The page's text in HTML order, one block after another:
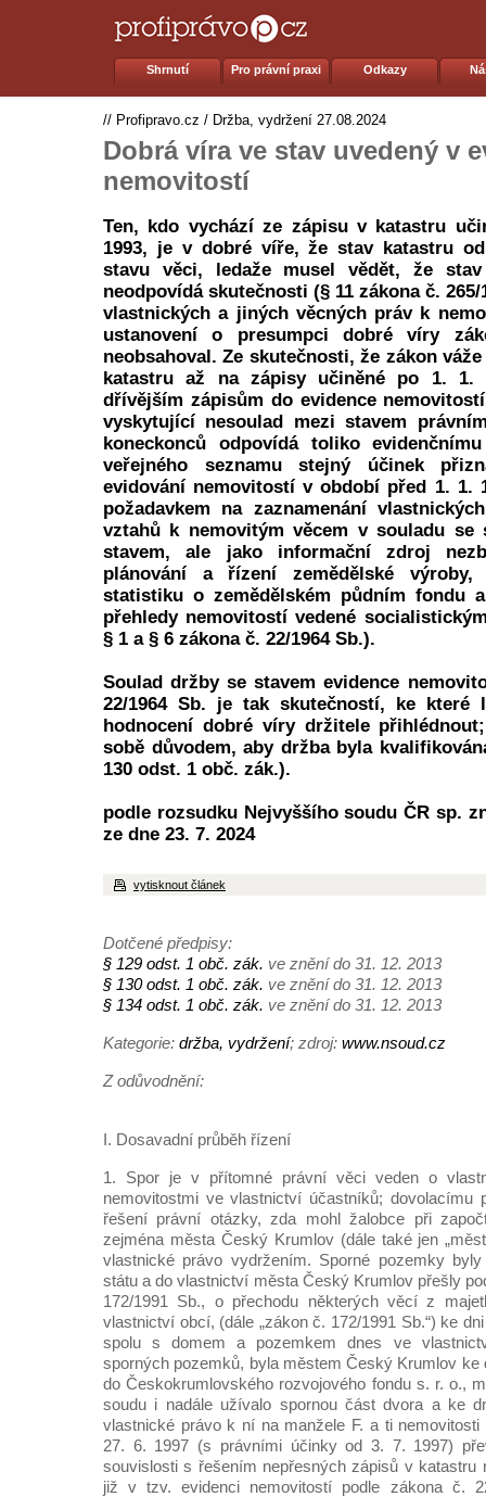
Shrnutí Pro právní praxi Odkazy
// Profipravo.cz / Držba, vydržení 27.08.2024
Dobrá víra ve stav uvedený v
nemovitostí
Ten, kdo vychází ze zápisu v katastru
1993, je v dobré víře, že stav katastru
stavu věci, ledaže musel vědět, že
neodpovídá skutečnosti (§ 11 zákona č.
vlastnických a jiných věcných práv k
ustanovení o presumpci dobré víry
neobsahoval. Ze skutečnosti, že zákon
katastru až na zápisy učiněné po 1. 1.
dřívějším zápisům do evidence
vyskytující nesoulad mezi stavem
koneckonců odpovídá toliko
veřejného seznamu stejný účinek
evidování nemovitostí v období před 1. 1.
požadavkem na zaznamenání
vztahů k nemovitým věcem v souladu se
stavem, ale jako informační zdroj
plánování a řízení zemědělské
statistiku o zemědělském půdním fondu
přehledy nemovitostí vedené
§ 1 a § 6 zákona č. 22/1964 Sb.).
Soulad držby se stavem evidence
22/1964 Sb. je tak skutečností, ke které
hodnocení dobré víry držitele
sobě důvodem, aby držba byla
130 odst. 1 obč. zák.).
podle rozsudku Nejvyššího soudu ČR sp.
ze dne 23. 7. 2024
vytisknout článek
Dotčené předpisy:
§ 129 odst. 1 obč. zák. ve znění do 31. 12. 2013
§ 130 odst. 1 obč. zák. ve znění do 31. 12. 2013
§ 134 odst. 1 obč. zák. ve znění do 31. 12. 2013
Kategorie: držba, vydržení; zdroj: www.nsoud.cz
Z odůvodnění:
I. Dosavadní průběh řízení
1. Spor je v přítomné právní věci veden o
nemovitostmi ve vlastnictví účastníků; dovolacímu
řešení právní otázky, zda mohl žalobce při
zejména města Český Krumlov (dále také jen
vlastnické právo vydržením. Sporné pozemky
státu a do vlastnictví města Český Krumlov přešly
172/1991 Sb., o přechodu některých věcí z
vlastnictví obcí, (dále „zákon č. 172/1991 Sb.“) ke
spolu s domem a pozemkem dnes ve
sporných pozemků, byla městem Český Krumlov ke
do Českokrumlovského rozvojového fondu s. r. o.,
soudu i nadále užívalo spornou část dvora a ke
vlastnické právo k ní na manžele F. a ti
27. 6. 1997 (s právními účinky od 3. 7. 1997)
souvislosti s řešením nepřesných zápisů v katastru
již v tzv. evidenci nemovitostí podle zákona č.